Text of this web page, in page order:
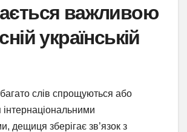
важливою
українській
слів спрощуються або
дещиця зберігає зв’язок з